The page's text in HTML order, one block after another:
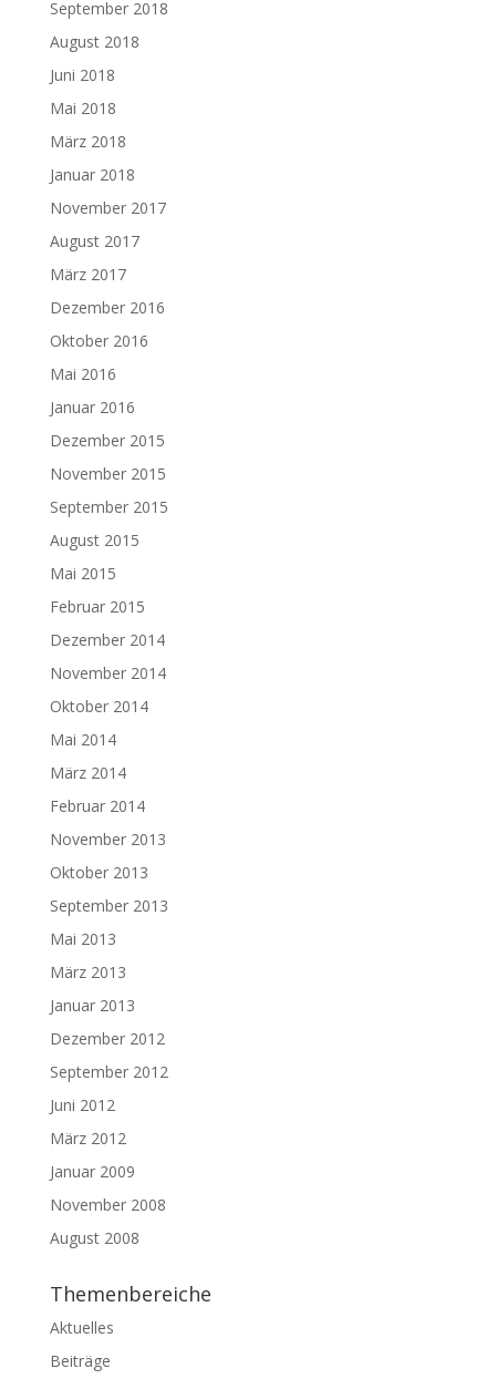
September 2018
August 2018
Juni 2018
Mai 2018
März 2018
Januar 2018
November 2017
August 2017
März 2017
Dezember 2016
Oktober 2016
Mai 2016
Januar 2016
Dezember 2015
November 2015
September 2015
August 2015
Mai 2015
Februar 2015
Dezember 2014
November 2014
Oktober 2014
Mai 2014
März 2014
Februar 2014
November 2013
Oktober 2013
September 2013
Mai 2013
März 2013
Januar 2013
Dezember 2012
September 2012
Juni 2012
März 2012
Januar 2009
November 2008
August 2008
Themenbereiche
Aktuelles
Beiträge